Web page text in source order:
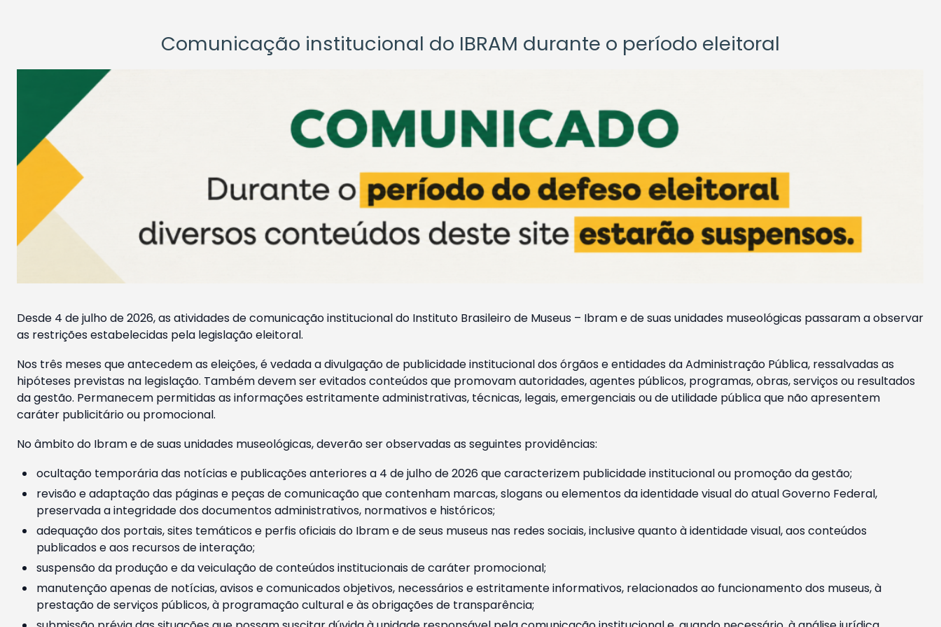
Comunicação institucional do IBRAM durante o período eleitoral
Desde 4 de julho de 2026, as atividades de comunicação institucional do Instituto Brasileiro de Museus – Ibram e de suas unidades museológicas passaram a observar
as restrições estabelecidas pela legislação eleitoral.
Nos três meses que antecedem as eleições, é vedada a divulgação de publicidade institucional dos órgãos e entidades da Administração Pública, ressalvadas as
hipóteses previstas na legislação. Também devem ser evitados conteúdos que promovam autoridades, agentes públicos, programas, obras, serviços ou resultados
da gestão. Permanecem permitidas as informações estritamente administrativas, técnicas, legais, emergenciais ou de utilidade pública que não apresentem
caráter publicitário ou promocional.
No âmbito do Ibram e de suas unidades museológicas, deverão ser observadas as seguintes providências:
ocultação temporária das notícias e publicações anteriores a 4 de julho de 2026 que caracterizem publicidade institucional ou promoção da gestão;
revisão e adaptação das páginas e peças de comunicação que contenham marcas, slogans ou elementos da identidade visual do atual Governo Federal,
preservada a integridade dos documentos administrativos, normativos e históricos;
adequação dos portais, sites temáticos e perfis oficiais do Ibram e de seus museus nas redes sociais, inclusive quanto à identidade visual, aos conteúdos
publicados e aos recursos de interação;
suspensão da produção e da veiculação de conteúdos institucionais de caráter promocional;
manutenção apenas de notícias, avisos e comunicados objetivos, necessários e estritamente informativos, relacionados ao funcionamento dos museus, à
prestação de serviços públicos, à programação cultural e às obrigações de transparência;